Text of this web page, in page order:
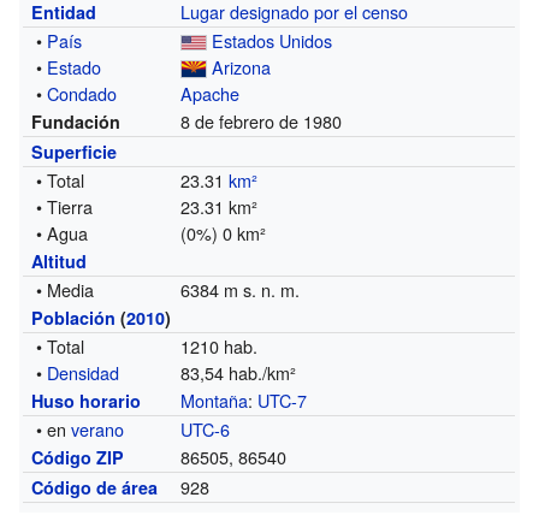
Entidad
Lugar designado por el censo
• País
Estados Unidos
• Estado
Arizona
•Condado Apache
Fundación 8 de febrero de 1980
Superficie
• Total 23.31km²
• Tierra
23.31 km²
• Agua
(0%) 0 km²
Altitud
• Media 6384 m s. n. m.
Población (2010)
• Total
1210 hab.
• Densidad 83,54 hab./km²
Huso horario Montaña: UTC-7
• enverano UTC-6
Código ZIP 86505, 86540
Código de área 928